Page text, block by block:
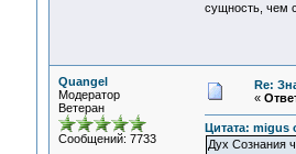
сущность, чем
Quangel
Модератор
Ветеран
Сообщений: 7733
Re:
«
Цитата: migus
Дух Сознания